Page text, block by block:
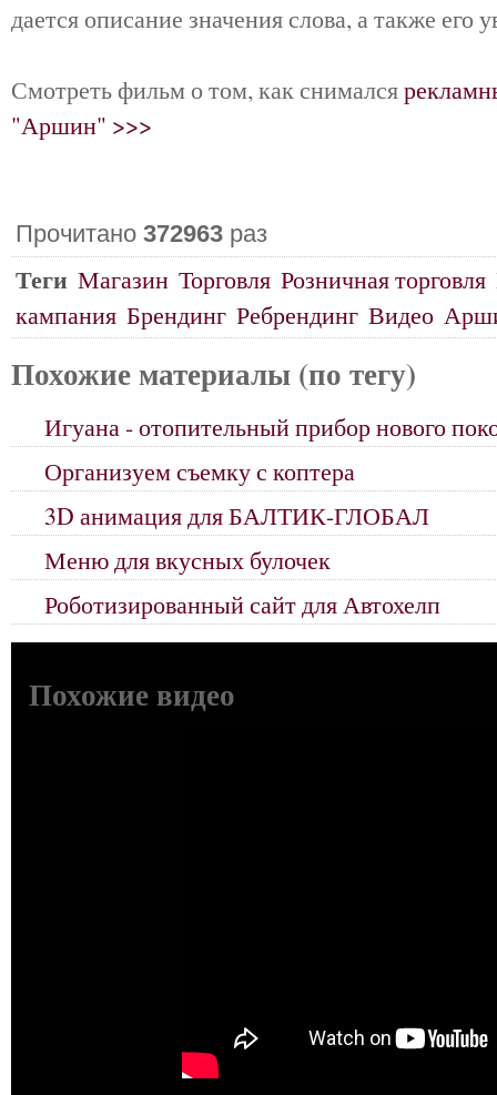
дается описание значения слова, а также его
Смотреть фильм о том, как снимался
"Аршин" >>>
Прочитано 372963 раз
Теги Магазин Торговля Розничная торговля
кампания Брендинг Ребрендинг Видео
Похожие материалы (по тегу)
Игуана - отопительный прибор нового
Организуем съемку с коптера
3D анимация для БАЛТИК-ГЛОБАЛ
Меню для вкусных булочек
Роботизированный сайт для Автохелп
Похожие видео